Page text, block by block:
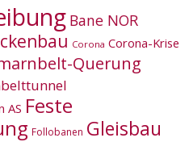
Bane NOR
Corona Corona-Krise
Querung
AS Feste
Follobanen Gleisbau